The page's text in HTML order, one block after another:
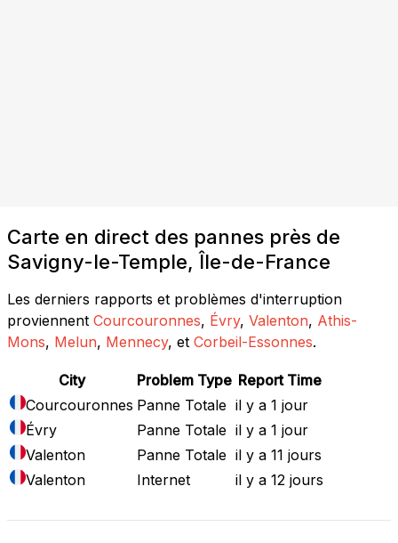
Carte en direct des pannes près de
Savigny-le-Temple, Île-de-France
Les derniers rapports et problèmes d'interruption
proviennent Courcouronnes, Évry, Valenton, Athis-
Mons, Melun, Mennecy, et Corbeil-Essonnes.
City Problem Type Report Time
Courcouronnes Panne Totale il y a 1 jour
Évry
Panne Totale il y a 1 jour
Valenton
Panne Totale il y a 11 jours
Valenton
Internet il y a 12 jours